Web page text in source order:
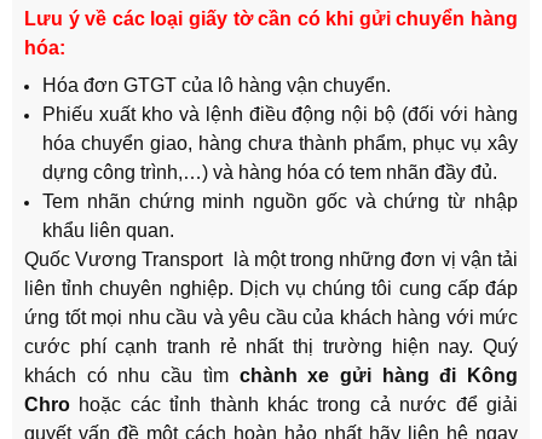
Lưu ý về các loại giấy tờ cần có khi gửi chuyển hàng
hóa:
Hóa đơn GTGT của lô hàng vận chuyển.
Phiếu xuất kho và lệnh điều động nội bộ (đối với hàng
hóa chuyển giao, hàng chưa thành phẩm, phục vụ xây
dựng công trình,…) và hàng hóa có tem nhãn đầy đủ.
Tem nhãn chứng minh nguồn gốc và chứng từ nhập
khẩu liên quan.
Quốc Vương Transport là một trong những đơn vị vận tải
liên tỉnh chuyên nghiệp. Dịch vụ chúng tôi cung cấp đáp
ứng tốt mọi nhu cầu và yêu cầu của khách hàng với mức
cước phí cạnh tranh rẻ nhất thị trường hiện nay. Quý
khách có nhu cầu tìm chành xe gửi hàng đi Kông
Chro hoặc các tỉnh thành khác trong cả nước để giải
quyết vấn đề một cách hoàn hảo nhất hãy liên hệ ngay